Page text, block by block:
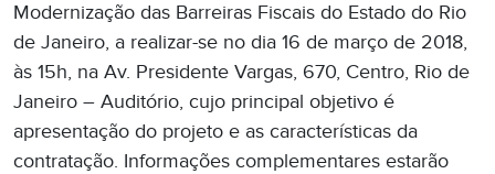
Modernização das Barreiras Fiscais do Estado do Rio
de Janeiro, a realizar-se no dia 16 de março de 2018,
às 15h, na Av. Presidente Vargas, 670, Centro, Rio de
Janeiro – Auditório, cujo principal objetivo é
apresentação do projeto e as características da
contratação. Informações complementares estarão